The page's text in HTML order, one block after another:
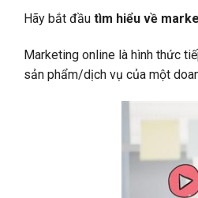
Hãy bắt đầu tìm hiểu về
Marketing online là hình thức
sản phẩm/dịch vụ của một